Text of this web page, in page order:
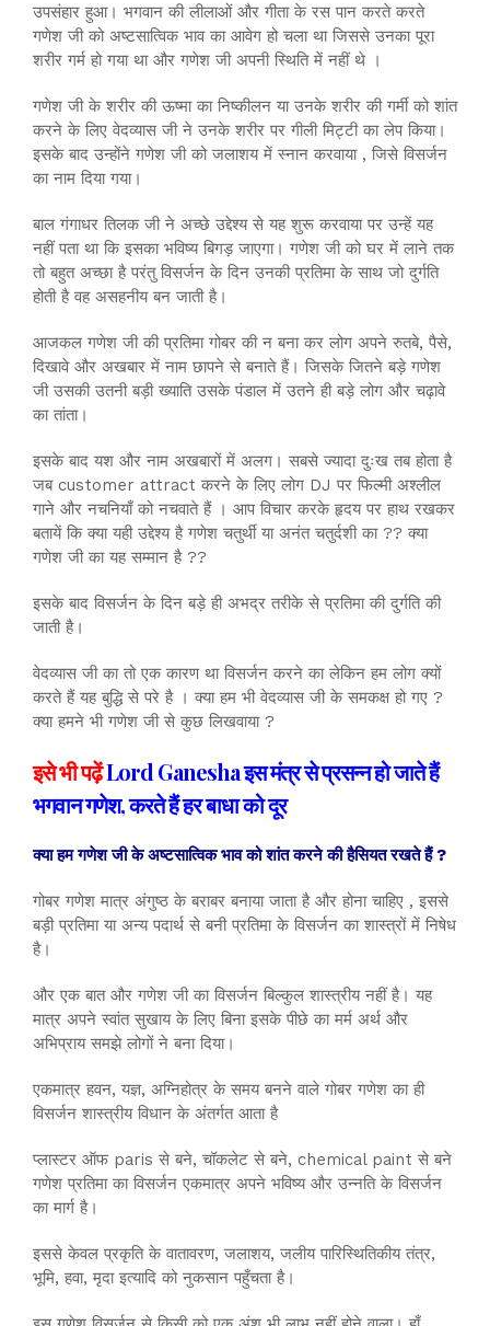
उपसंहार हुआ। भगवान की लीलाओं और गीता के रस पान करते करते
गणेश जी को अष्टसात्विक भाव का आवेग हो चला था जिससे उनका पूरा
शरीर गर्म हो गया था और गणेश जी अपनी स्थिति में नहीं थे ।
गणेश जी के शरीर की ऊष्मा का निष्कीलन या उनके शरीर की गर्मी को शांत
करने के लिए वेदव्यास जी ने उनके शरीर पर गीली मिट्टी का लेप किया।
इसके बाद उन्होंने गणेश जी को जलाशय में स्नान करवाया , जिसे विसर्जन
का नाम दिया गया।
बाल गंगाधर तिलक जी ने अच्छे उद्देश्य से यह शुरू करवाया पर उन्हें यह
नहीं पता था कि इसका भविष्य बिगड़ जाएगा। गणेश जी को घर में लाने तक
तो बहुत अच्छा है परंतु विसर्जन के दिन उनकी प्रतिमा के साथ जो दुर्गति
होती है वह असहनीय बन जाती है।
आजकल गणेश जी की प्रतिमा गोबर की न बना कर लोग अपने रुतबे, पैसे,
दिखावे और अखबार में नाम छापने से बनाते हैं। जिसके जितने बड़े गणेश
जी उसकी उतनी बड़ी ख्याति उसके पंडाल में उतने ही बड़े लोग और चढ़ावे
का तांता।
इसके बाद यश और नाम अखबारों में अलग। सबसे ज्यादा दुःख तब होता है
जब customer attract करने के लिए लोग DJ पर फिल्मी अश्लील
गाने और नचनियाँ को नचवाते हैं । आप विचार करके हृदय पर हाथ रखकर
बतायें कि क्या यही उद्देश्य है गणेश चतुर्थी या अनंत चतुर्दशी का ?? क्या
गणेश जी का यह सम्मान है ??
इसके बाद विसर्जन के दिन बड़े ही अभद्र तरीके से प्रतिमा की दुर्गति की
जाती है।
वेदव्यास जी का तो एक कारण था विसर्जन करने का लेकिन हम लोग क्यों
करते हैं यह बुद्धि से परे है । क्या हम भी वेदव्यास जी के समकक्ष हो गए ?
क्या हमने भी गणेश जी से कुछ लिखवाया ?
इसे भी पढ़ेंLord Ganesha इस मंत्र से प्रसन्न हो जाते हैं
भगवान गणेश, करते हैं हर बाधा को दूर
क्या हम गणेश जी के अष्टसात्विक भाव को शांत करने की हैसियत रखते हैं ?
गोबर गणेश मात्र अंगुष्ठ के बराबर बनाया जाता है और होना चाहिए , इससे
बड़ी प्रतिमा या अन्य पदार्थ से बनी प्रतिमा के विसर्जन का शास्त्रों में निषेध
है।
और एक बात और गणेश जी का विसर्जन बिल्कुल शास्त्रीय नहीं है। यह
मात्र अपने स्वांत सुखाय के लिए बिना इसके पीछे का मर्म अर्थ और
अभिप्राय समझे लोगों ने बना दिया।
एकमात्र हवन, यज्ञ, अग्निहोत्र के समय बनने वाले गोबर गणेश का ही
विसर्जन शास्त्रीय विधान के अंतर्गत आता है
प्लास्टर ऑफ paris से बने, चॉकलेट से बने, chemical paint से बने
गणेश प्रतिमा का विसर्जन एकमात्र अपने भविष्य और उन्नति के विसर्जन
का मार्ग है।
इससे केवल प्रकृति के वातावरण, जलाशय, जलीय पारिस्थितिकीय तंत्र,
भूमि, हवा, मृदा इत्यादि को नुकसान पहुँचता है।